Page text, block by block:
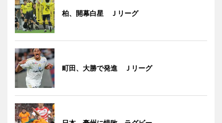
柏、開幕白星 Ｊリーグ
町田、大勝で発進 Ｊリーグ